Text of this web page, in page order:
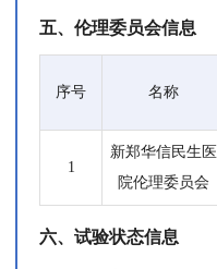
五、伦理委员会信息
序号 名称
1
新郑华信民生医
院伦理委员会
六、试验状态信息